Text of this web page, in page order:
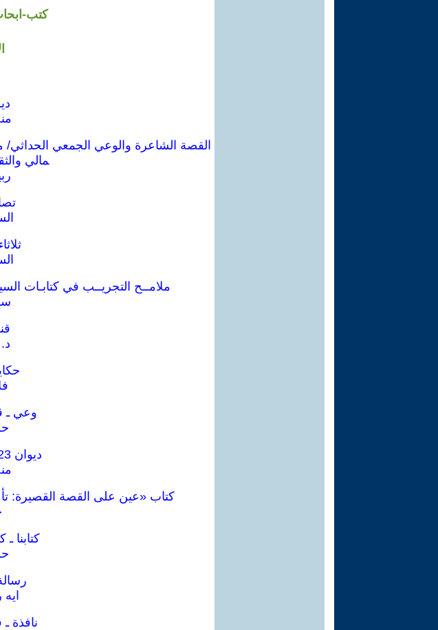
كتب-
القصة الشاعرة والوعي الجمعي
مالي
ملامــح التجريــب في كتابـات
وعي ـ
ديوان 23 الحاوي والعصفور
كتاب «عين على القصة القصيرة:
كتابنا
رسالة
نافذة